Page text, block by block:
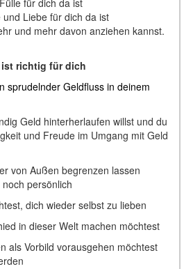
für dich da ist
Liebe für dich da ist
und mehr davon anziehen kannst.
ist richtig für dich
sprudelnder Geldfluss in deinem
Geld hinterherlaufen willst und du
und Freude im Umgang mit Geld
von Außen begrenzen lassen
persönlich
dich wieder selbst zu lieben
in dieser Welt machen möchtest
als Vorbild vorausgehen möchtest